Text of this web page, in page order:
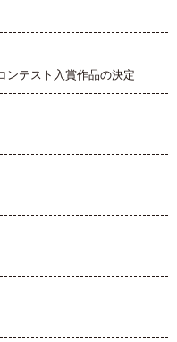
ンテスト入賞作品の決定